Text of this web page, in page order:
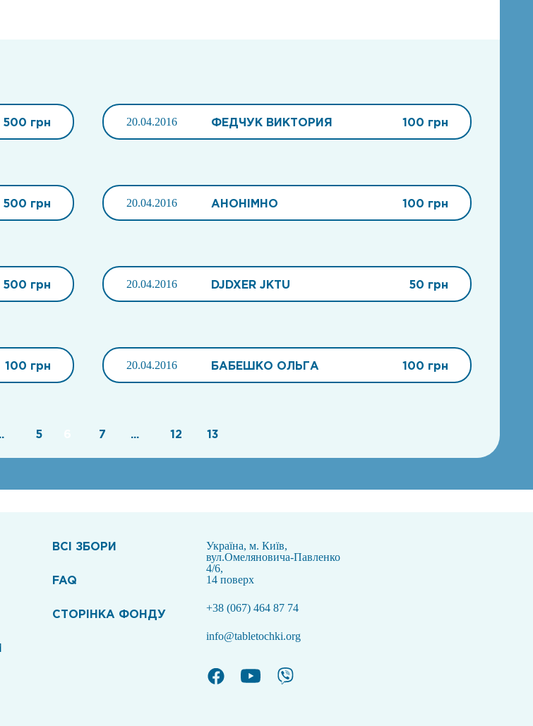
500 грн 20.04.2016 ФЕДЧУК ВИКТОРИЯ 100 грн
500 грн 20.04.2016 АНОНІМНО 100 грн
500 грн 20.04.2016 DJDXER JKTU 50 грн
100 грн 20.04.2016 БАБЕШКО ОЛЬГА 100 грн
5 7 ... 12 13
ВСI ЗБОРИ
FAQ
СТОРІНКА ФОНДУ
Україна, м. Київ,
вул.Омеляновича-Павленко
4/6,
14 поверх
+38 (067) 464 87 74
info@tabletochki.org